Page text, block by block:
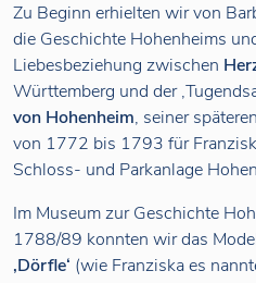
Zu Beginn erhielten wir von
die Geschichte Hohenheims
Liebesbeziehung zwischen
Württemberg und der
von Hohenheim, seiner
von 1772 bis 1793 für
Schloss- und Parkanlage
Im Museum zur Geschichte
1788/89 konnten wir das
‚Dörfle‘ (wie Franziska es